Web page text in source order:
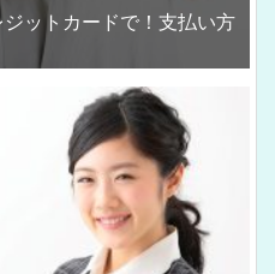
ットカードで！支払い方